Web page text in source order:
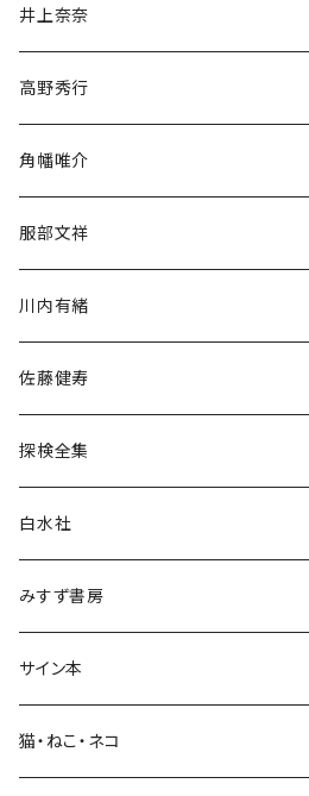
文学・小説・物語
随筆・ノンフィクション・その他
民族・風習
言語・ことば
井上奈奈
高野秀行
角幡唯介
服部文祥
川内有緒
佐藤健寿
探検全集
白水社
みすず書房
サイン本
猫・ねこ・ネコ